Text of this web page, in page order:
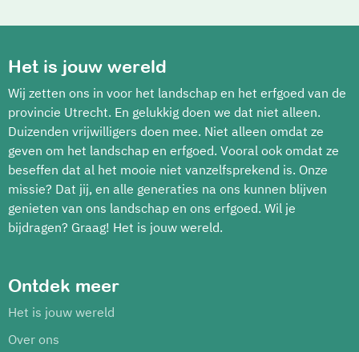
Het is jouw wereld
Wij zetten ons in voor het landschap en het erfgoed van de
provincie Utrecht. En gelukkig doen we dat niet alleen.
Duizenden vrijwilligers doen mee. Niet alleen omdat ze
geven om het landschap en erfgoed. Vooral ook omdat ze
beseffen dat al het mooie niet vanzelfsprekend is. Onze
missie? Dat jij, en alle generaties na ons kunnen blijven
genieten van ons landschap en ons erfgoed. Wil je
bijdragen? Graag! Het is jouw wereld.
Ontdek meer
Het is jouw wereld
Over ons